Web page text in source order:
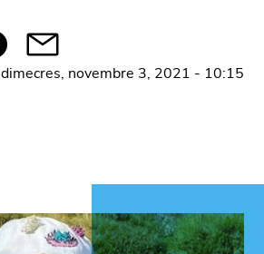
dimecres, novembre 3, 2021 - 10:15